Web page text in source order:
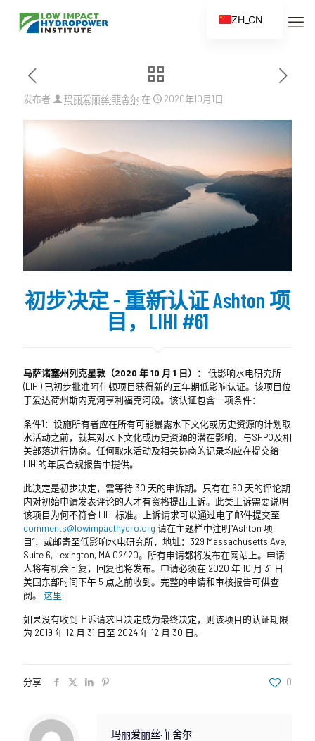
发布者 玛丽爱丽丝·菲舍尔 在 2020年10月1日
初步决定 - 重新认证 Ashton 项
目，LIHI #61
马萨诸塞州列克星敦（2020 年 10 月 1 日）：
低影响水电研究所
(LIHI) 已初步批准阿什顿项目获得新的五年期低影响认证。该项目位
于爱达荷州斯内克河亨利福克河段。该认证包含一项条件：
条件1：设施所有者应在所有可能暴露水下文化或历史资源的计划取
水活动之前，就其对水下文化或历史资源的潜在影响，与SHPO及相
关部落进行协商。任何取水活动及相关协商的记录均应在提交给
LIHI的年度合规报告中提供。
此决定是初步决定，需等待 30 天的申诉期。只有在 60 天的评论期
内对初始申请发表评论的人才有资格提出上诉。此类上诉需要说明
该项目为何不符合 LIHI 标准。上诉请求可以通过电子邮件提交至
comments@lowimpacthydro.org 请在主题栏中注明“Ashton 项
目”，或邮寄至低影响水电研究所，地址：329 Massachusetts Ave,
Suite 6, Lexington, MA 02420。所有申请都将发布在网站上。申请
人将有机会回复，回复也将发布。申请必须在 2020 年 10 月 31 日
美国东部时间下午 5 点之前收到。完整的申请和审核报告可供查
阅。 这里.
如果没有收到上诉请求且决定成为最终决定，则该项目的认证期限
为 2019 年 12 月 31 日至 2024 年 12 月 30 日。
分享 0
玛丽爱丽丝·菲舍尔
ZH_CN